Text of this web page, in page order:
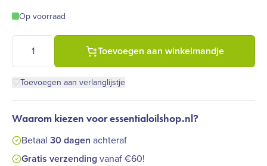
Op voorraad
Pure Naturals - Rosemary (Rozemarijn) - 10 ml aantal
Toevoegen aan winkelmandje
Toevoegen aan verlanglijstje
Waarom kiezen voor essentialoilshop.nl?
Betaal 30 dagen achteraf
Gratis verzendingvanaf €60!